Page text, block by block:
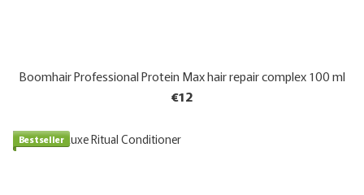
Boomhair Professional Protein Max hair repair complex 100 ml
€12
Bestseller